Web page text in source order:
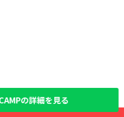
の詳細を見る